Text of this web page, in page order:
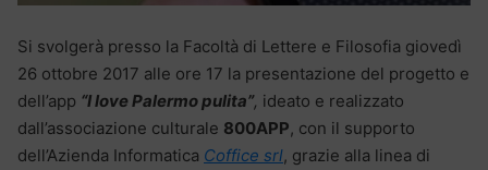
Si svolgerà presso la Facoltà di Lettere e Filosofia giovedì
26 ottobre 2017 alle ore 17 la presentazione del progetto e
dell’app “I love Palermo pulita”, ideato e realizzato
dall’associazione culturale 800APP, con il supporto
dell’Azienda Informatica Coffice srl, grazie alla linea di